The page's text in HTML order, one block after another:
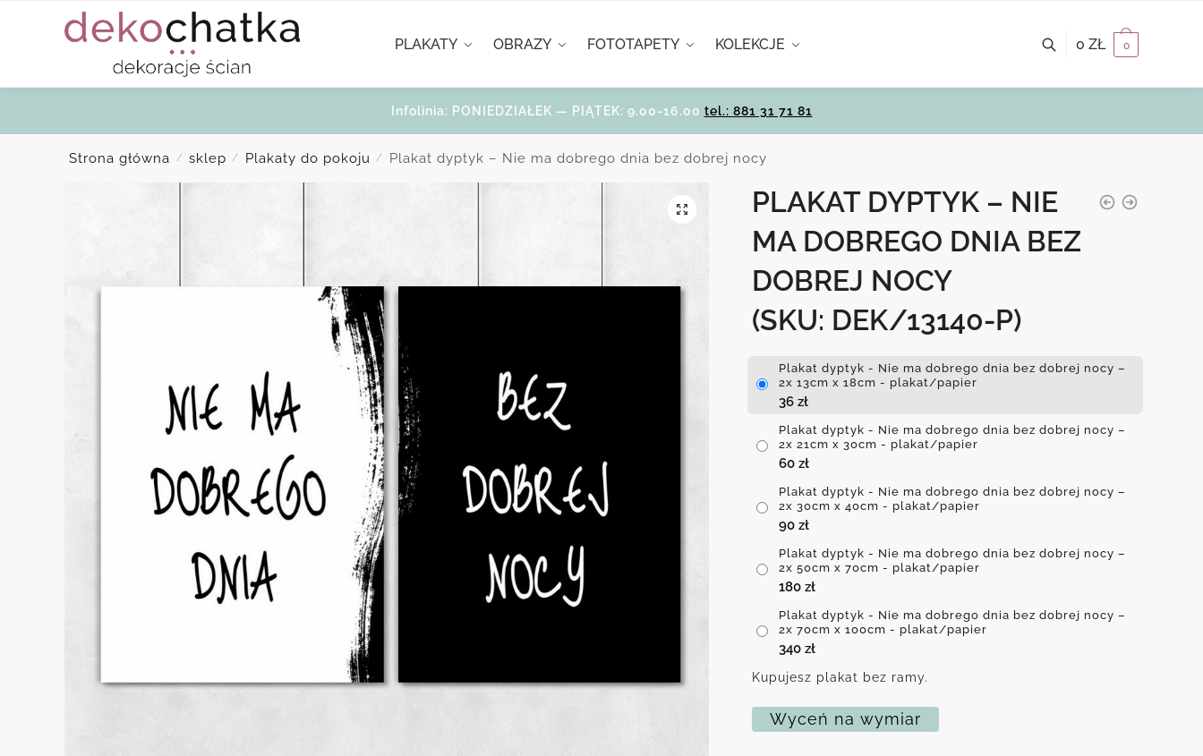
PLAKATY OBRAZY FOTOTAPETY KOLEKCJE 0 ZŁ 0
Infolinia: PONIEDZIAŁEK — PIĄTEK: 9.00-16.00 tel.: 881 31 71 81
Strona główna / sklep / Plakaty do pokoju / Plakat dyptyk – Nie ma dobrego dnia bez dobrej nocy
PLAKAT DYPTYK – NIE
MA DOBREGO DNIA BEZ
DOBREJ NOCY
(SKU: DEK/13140-P)
Plakat dyptyk - Nie ma dobrego dnia bez dobrej nocy –
2x 13cm x 18cm - plakat/papier
36 zł
Plakat dyptyk - Nie ma dobrego dnia bez dobrej nocy –
2x 21cm x 30cm - plakat/papier
60 zł
Plakat dyptyk - Nie ma dobrego dnia bez dobrej nocy –
2x 30cm x 40cm - plakat/papier
90 zł
Plakat dyptyk - Nie ma dobrego dnia bez dobrej nocy –
2x 50cm x 70cm - plakat/papier
180 zł
Plakat dyptyk - Nie ma dobrego dnia bez dobrej nocy –
2x 70cm x 100cm - plakat/papier
340 zł
Kupujesz plakat bez ramy.
Wyceń na wymiar